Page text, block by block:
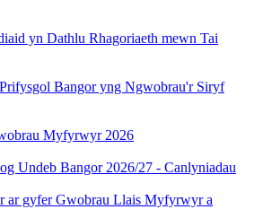
yn Dathlu Rhagoriaeth mewn Tai
Bangor yng Ngwobrau'r Siryf
Myfyrwyr 2026
Undeb Bangor 2026/27 - Canlyniadau
ar gyfer Gwobrau Llais Myfyrwyr a